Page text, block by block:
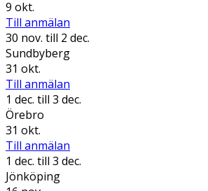
9 okt.
Till anmälan
30 nov. till 2 dec.
Sundbyberg
31 okt.
Till anmälan
1 dec. till 3 dec.
Örebro
31 okt.
Till anmälan
1 dec. till 3 dec.
Jönköping